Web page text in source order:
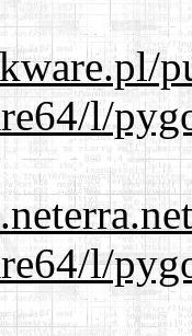
l/
l/